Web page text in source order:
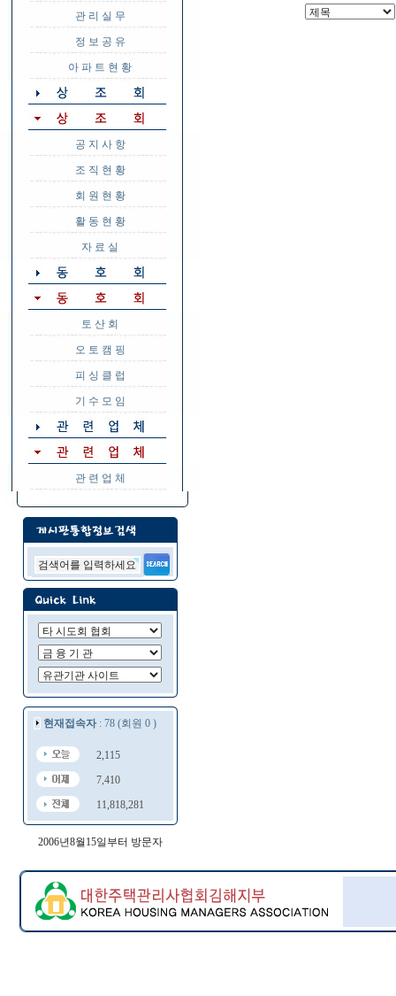
관 리 실 무
정 보 공 유
아 파 트 현 황
공 지 사 항
조 직 현 황
회 원 현 황
활 동 현 황
자 료 실
토 산 회
오 토 캠 핑
피 싱 클 럽
기 수 모 임
관 련 업 체
현재접속자: 78 (회원 0 )
2,115
7,410
11,818,281
2006년8월15일부터 방문자